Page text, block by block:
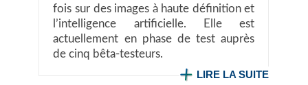
fois sur des images à haute définition et
l’intelligence artificielle. Elle est
actuellement en phase de test auprès
de cinq bêta-testeurs.
LIRE LA SUITE